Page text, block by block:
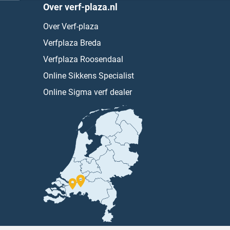
Over verf-plaza.nl
Over Verf-plaza
Verfplaza Breda
Verfplaza Roosendaal
Online Sikkens Specialist
Online Sigma verf dealer